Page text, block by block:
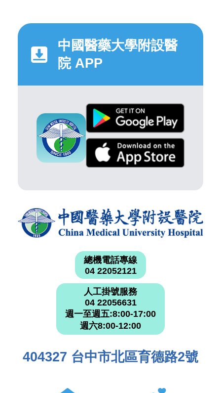
中國醫藥大學附設醫
院 APP
總機電話專線
04 22052121
人工掛號服務
04 22056631
週一至週五:8:00-17:00
週六8:00-12:00
404327 台中市北區育德路2號